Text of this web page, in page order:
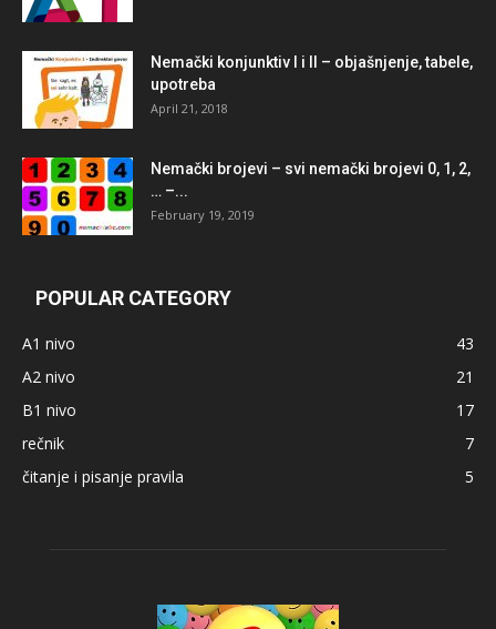
Nemački konjunktiv I i II – objašnjenje, tabele,
upotreba
April 21, 2018
Nemački brojevi – svi nemački brojevi 0, 1, 2,
… –...
February 19, 2019
POPULAR CATEGORY
A1 nivo
43
A2 nivo
21
B1 nivo
17
rečnik
7
čitanje i pisanje pravila
5